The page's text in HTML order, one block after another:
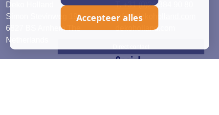
Deko Holland
Simon Stevinweg 19
6827 BS Arnhem The
Netherlands
T. +31 (0)26 384 90 80
info@dekoholland.com
dekoholland.com
Social
Accepteer alles